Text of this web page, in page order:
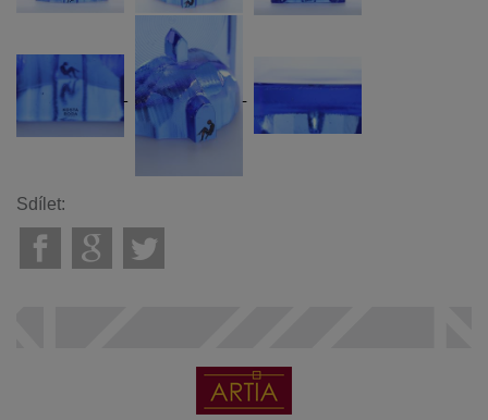
Sdílet: